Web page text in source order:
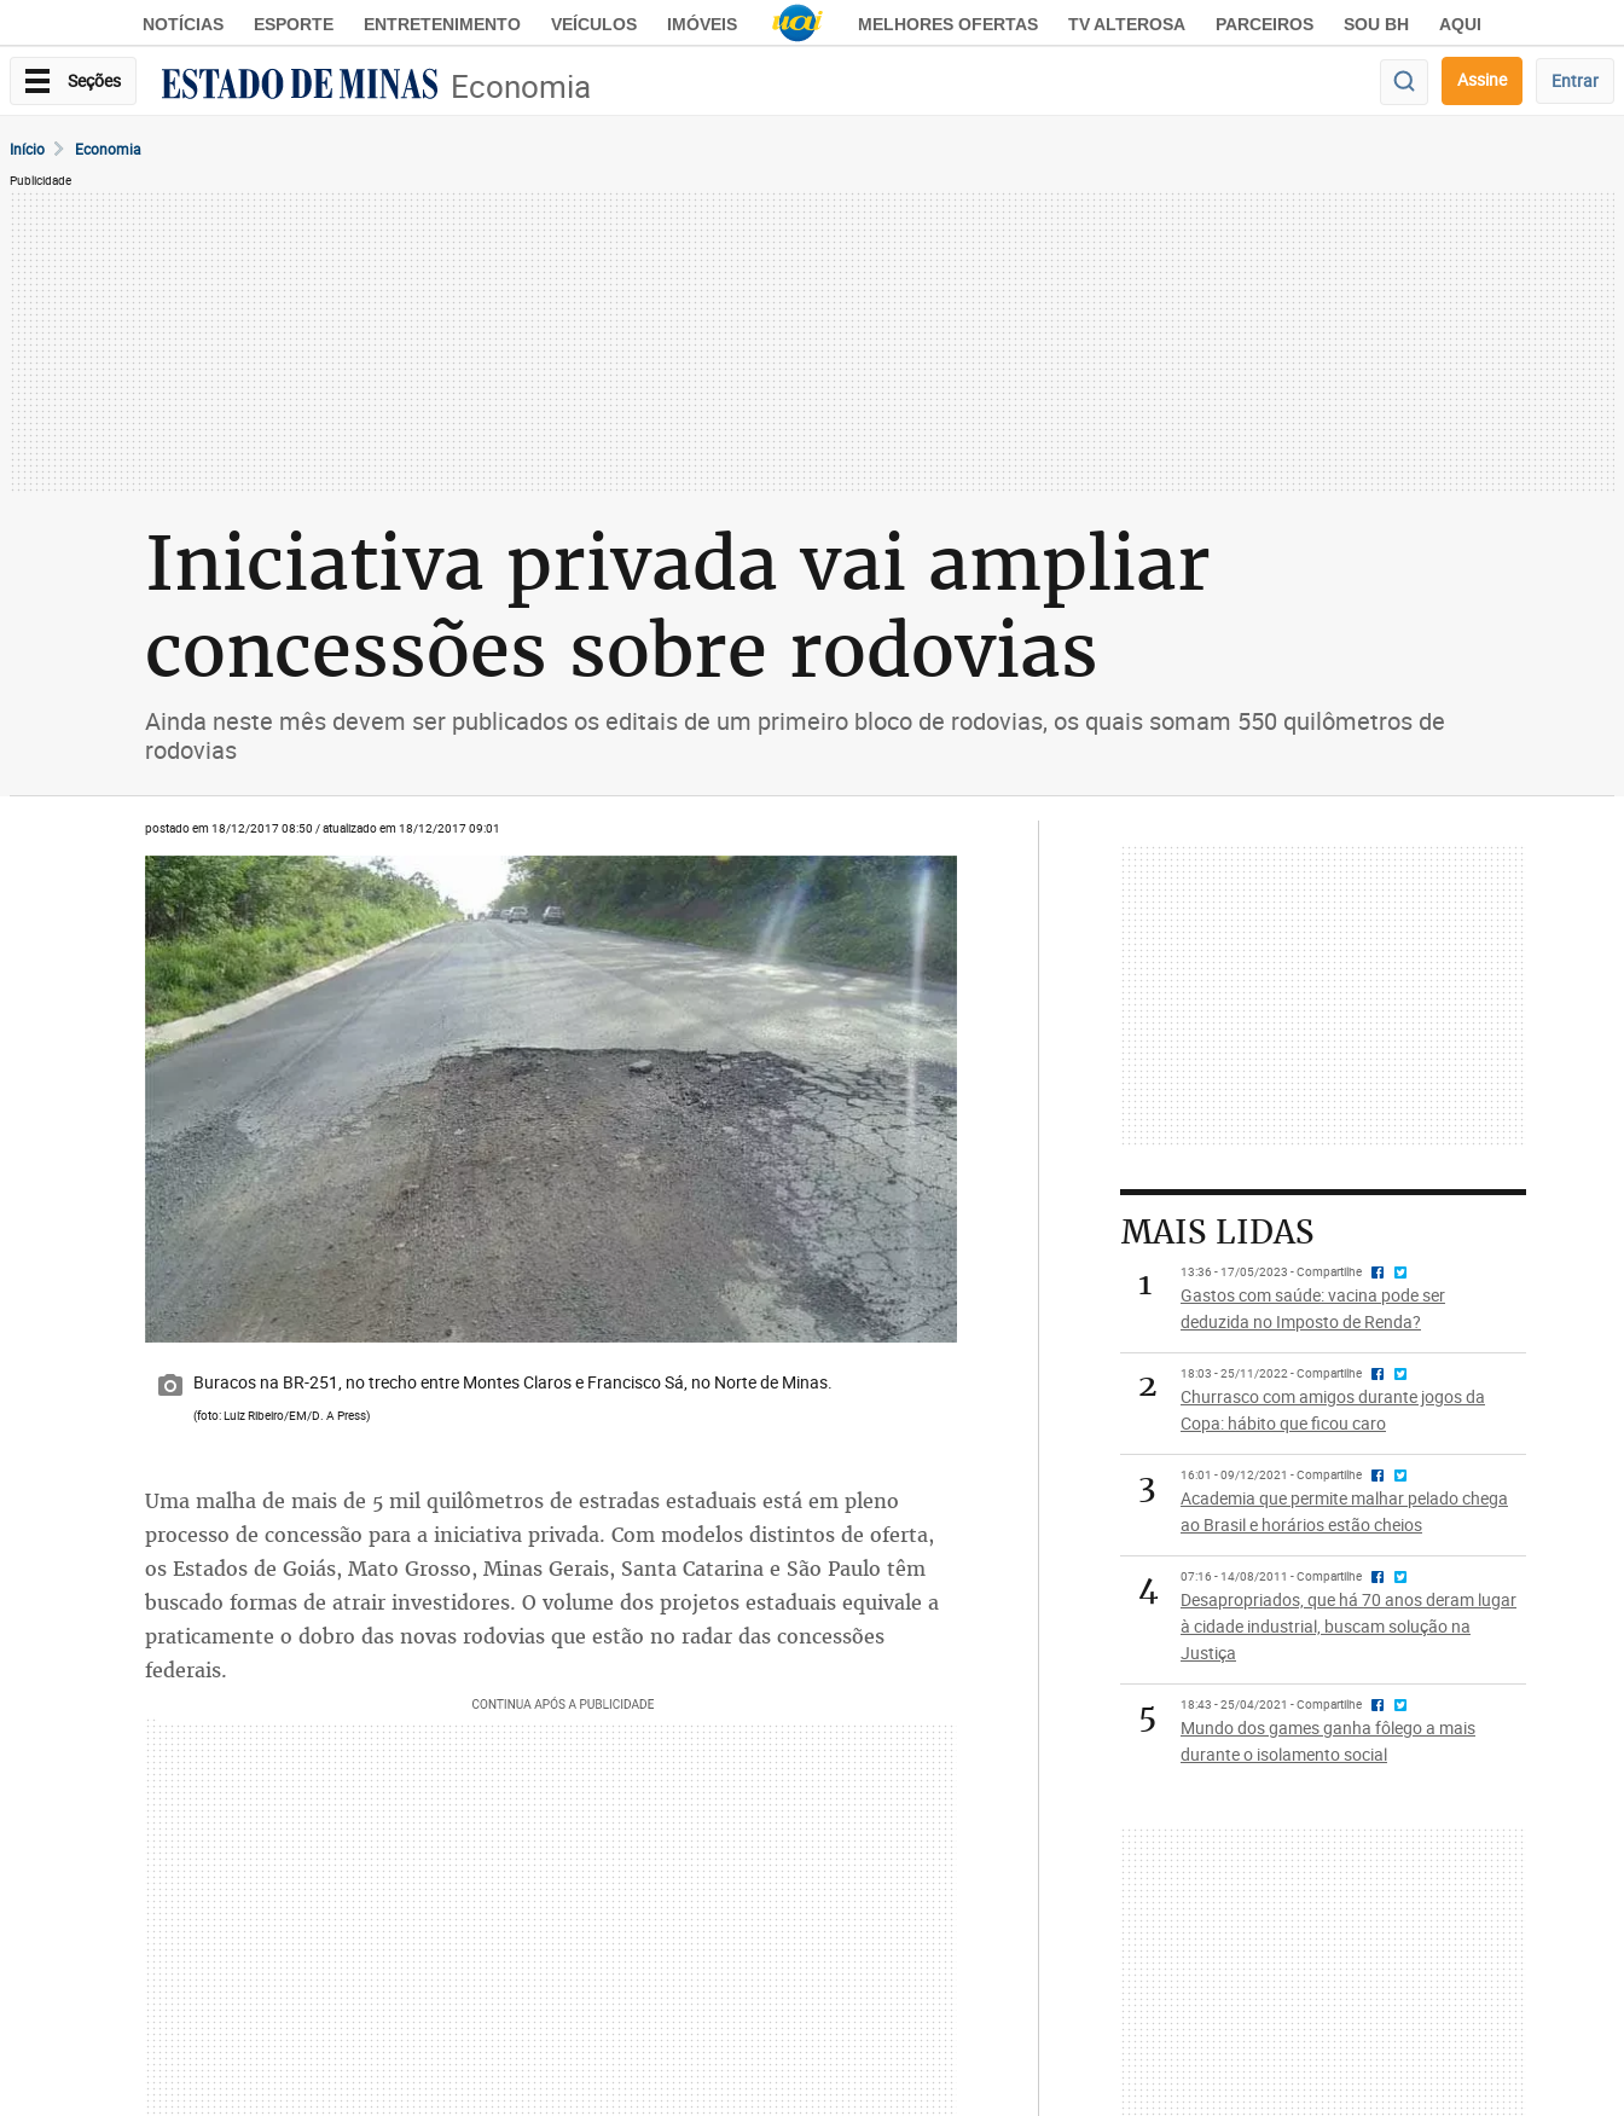
NOTÍCIAS ESPORTE ENTRETENIMENTO VEÍCULOS IMÓVEIS MELHORES OFERTAS TV ALTEROSA PARCEIROS SOU BH AQUI
Seções Economia Assine Entrar
Início Economia
Publicidade
Iniciativa privada vai ampliar
concessões sobre rodovias
Ainda neste mês devem ser publicados os editais de um primeiro bloco de rodovias, os quais somam 550 quilômetros de
rodovias
postado em 18/12/2017 08:50 / atualizado em 18/12/2017 09:01
Buracos na BR-251, no trecho entre Montes Claros e Francisco Sá, no Norte de Minas.
(foto: Luiz Ribeiro/EM/D. A Press)
Uma malha de mais de 5 mil quilômetros de estradas estaduais está em pleno
processo de concessão para a iniciativa privada. Com modelos distintos de oferta,
os Estados de Goiás, Mato Grosso, Minas Gerais, Santa Catarina e São Paulo têm
buscado formas de atrair investidores. O volume dos projetos estaduais equivale a
praticamente o dobro das novas rodovias que estão no radar das concessões
federais.
MAIS LIDAS
1
13:36 - 17/05/2023 - Compartilhe
Gastos com saúde: vacina pode ser
deduzida no Imposto de Renda?
2 18:03 - 25/11/2022 - Compartilhe
Churrasco com amigos durante jogos da
Copa: hábito que ficou caro
3 16:01 - 09/12/2021 - Compartilhe
Academia que permite malhar pelado chega
ao Brasil e horários estão cheios
4 07:16 - 14/08/2011 - Compartilhe
Desapropriados, que há 70 anos deram lugar
à cidade industrial, buscam solução na
Justiça
5 18:43 - 25/04/2021 - Compartilhe
Mundo dos games ganha fôlego a mais
durante o isolamento social